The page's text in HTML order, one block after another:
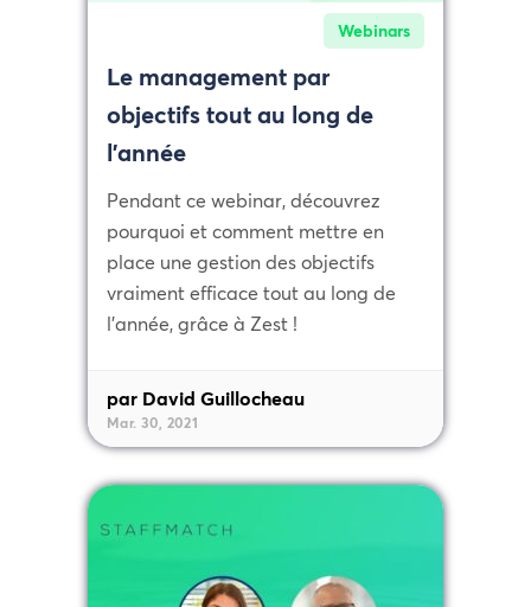
Webinars
Le management par
objectifs tout au long de
l’année
Pendant ce webinar, découvrez
pourquoi et comment mettre en
place une gestion des objectifs
vraiment efficace tout au long de
l'année, grâce à Zest !
par David Guillocheau
Mar. 30, 2021